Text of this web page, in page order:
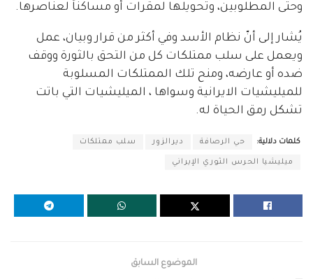
وحتى المطلوبين، وتحويلها لمقرات أو مساكناً لعناصرها.
يُشار إلى أنّ نظام الأسد وفي أكثر من قرار وبيان، عمل
ويعمل على سلب ممتلكات كل من التحق بالثورة ووقف
ضده أو عارضه، ومنح تلك الممتلكات المسلوبة
للميليشيات الايرانية وسواها ، الميليشيات التي باتت
تشكل رمق الحياة له.
كلمات دلالية: حي الرصافة ديرالزور سلب ممتلكات
ميليشيا الحرس الثوري الإيراني
الموضوع السابق